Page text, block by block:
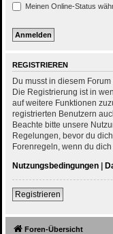
Meinen Online-Status
REGISTRIEREN
Du musst in diesem
Die Registrierung ist in
auf weitere Funktionen
registrierten Benutzern
Beachte bitte unsere
Regelungen, bevor du
Forenregeln, wenn du
Nutzungsbedingungen |
Registrieren
Foren-Übersicht